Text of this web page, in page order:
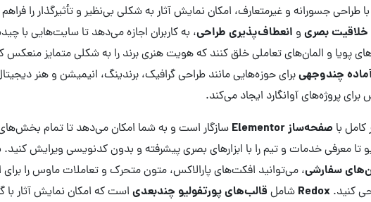
جسورانه و غیرمتعارف، امکان نمایش آثار به شکلی بی‌نظیر و تأثیرگذار را
خلاقیت بصری و انعطاف‌پذیری طراحی، به کاربران اجازه می‌دهد تا سایت‌هایی با
پویا و المان‌های تعاملی خلق کنند که هویت هنری برند را به شکلی متمایز منعکس
چندوجهیبرای حوزه‌هایی مانند طراحی گرافیک، برندینگ، انیمیشن و هنر
پروژه‌های آوانگارد ایجاد می‌کند.
با صفحه‌ساز Elementor
سازگار است و به شما امکان می‌دهد تا تمام
تا معرفی خدمات و تیم را با ابزارهای بصری پیشرفته و بدون کدنویسی ویرایش کنید.
سفارشی، می‌توانید افکت‌های پارالاکس، متون متحرک و تعاملات ماوس را برای
کنید. Redox شامل قالب‌های پورتفولیو چندبعدی است که امکان نمایش آثار با